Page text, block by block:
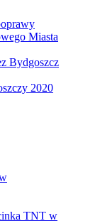
Miasta
Bydgoszcz
2020
TNT w